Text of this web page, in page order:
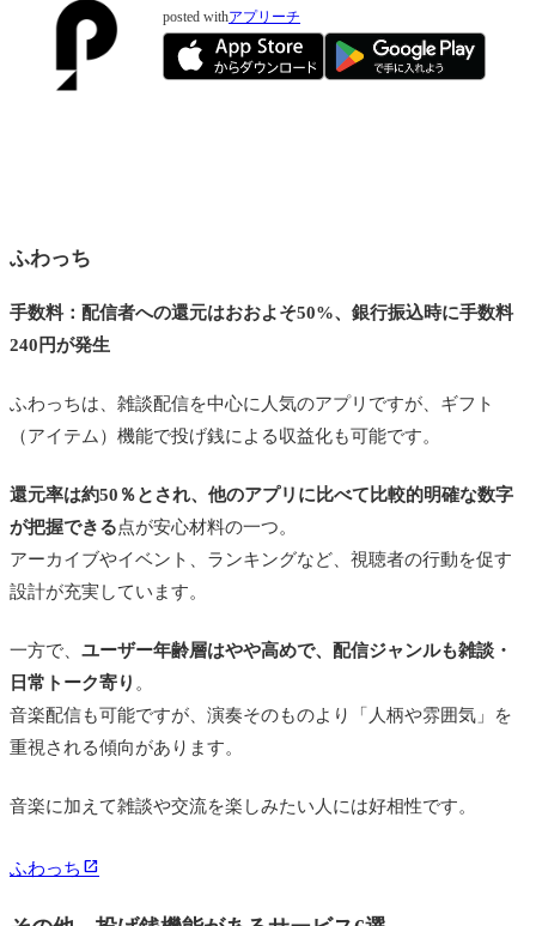
posted withアプリーチ
ふわっち
手数料：配信者への還元はおおよそ50%、銀行振込時に手数料
240円が発生
ふわっちは、雑談配信を中心に人気のアプリですが、ギフト
（アイテム）機能で投げ銭による収益化も可能です。
還元率は約50％とされ、他のアプリに比べて比較的明確な数字
が把握できる点が安心材料の一つ。
アーカイブやイベント、ランキングなど、視聴者の行動を促す
設計が充実しています。
一方で、 ユーザー年齢層はやや高めで、配信ジャンルも雑談・
日常トーク寄り 。
音楽配信も可能ですが、演奏そのものより「人柄や雰囲気」を
重視される傾向があります。
音楽に加えて雑談や交流を楽しみたい人には好相性です。
ふわっち